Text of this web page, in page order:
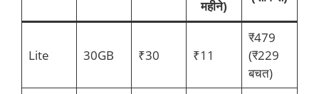
महीने)
Lite 30GB ₹30 ₹11
₹479
(₹229
बचत)